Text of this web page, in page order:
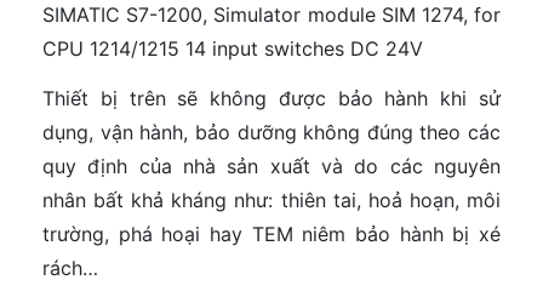
SIMATIC S7-1200, Simulator module SIM 1274, for
CPU 1214/1215 14 input switches DC 24V
Thiết bị trên sẽ không được bảo hành khi sử
dụng, vận hành, bảo dưỡng không đúng theo các
quy định của nhà sản xuất và do các nguyên
nhân bất khả kháng như: thiên tai, hoả hoạn, môi
trường, phá hoại hay TEM niêm bảo hành bị xé
rách…